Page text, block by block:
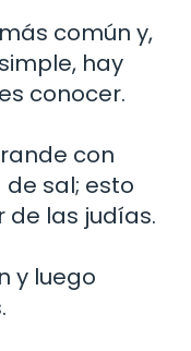
común y,
hay
conocer.
con
sal; esto
de las judías.
y luego